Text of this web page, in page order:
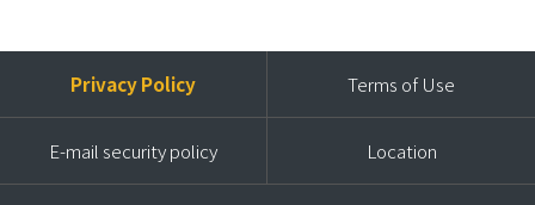
Privacy Policy Terms of Use
E-mail security policy Location